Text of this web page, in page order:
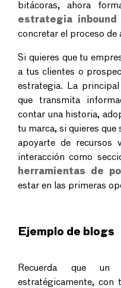
bitácoras, ahora
estrategia inbound
concretar el proceso de
Si quieres que tu
a tus clientes o
estrategia. La
que transmita
contar una historia,
tu marca, si quieres que
apoyarte de recursos
interacción como
herramientas de
estar en las primeras
Ejemplo de blogs
Recuerda que
estratégicamente, con